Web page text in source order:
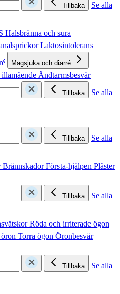
Tillbaka
Se alla
Halsbränna och sura
Laktosintolerans
Magsjuka och diarré
Ändtarmsbesvär
Tillbaka
Se alla
Tillbaka
Se alla
BrännskadorFörsta-hjälpen Plåster
Tillbaka
Se alla
Röda och irriterade ögon
Torra ögon Öronbesvär
Tillbaka
Se alla